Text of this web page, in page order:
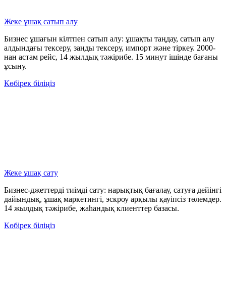
Жеке ұшақ сатып алу
Бизнес ұшағын кілтпен сатып алу: ұшақты таңдау, сатып алу
алдындағы тексеру, заңды тексеру, импорт және тіркеу. 2000-
нан астам рейс, 14 жылдық тәжірибе. 15 минут ішінде бағаны
ұсыну.
Көбірек біліңіз
Жеке ұшақ сату
Бизнес-джеттерді тиімді сату: нарықтық бағалау, сатуға дейінгі
дайындық, ұшақ маркетингі, эскроу арқылы қауіпсіз төлемдер.
14 жылдық тәжірибе, жаһандық клиенттер базасы.
Көбірек біліңіз